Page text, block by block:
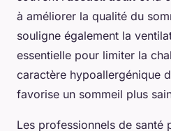
à améliorer la qualité du
souligne également la
essentielle pour limiter la
caractère hypoallergénique
favorise un sommeil plus
Les professionnels de santé